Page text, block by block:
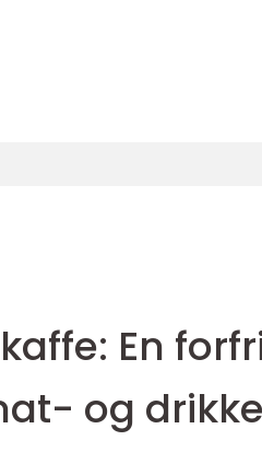
En
og